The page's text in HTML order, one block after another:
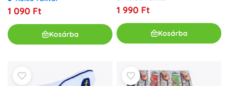
1 090 Ft
Kosárba
1 990 Ft
Kosárba